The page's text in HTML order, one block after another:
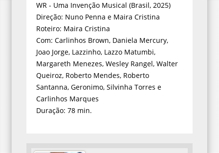
WR - Uma Invenção Musical (Brasil, 2025)
Direção: Nuno Penna e Maira Cristina
Roteiro: Maira Cristina
Com: Carlinhos Brown, Daniela Mercury,
Joao Jorge, Lazzinho, Lazzo Matumbi,
Margareth Menezes, Wesley Rangel, Walter
Queiroz, Roberto Mendes, Roberto
Santanna, Geronimo, Silvinha Torres e
Carlinhos Marques
Duração: 78 min.